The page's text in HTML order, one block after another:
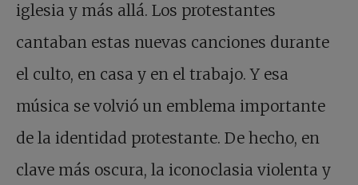
iglesia y más allá. Los protestantes
cantaban estas nuevas canciones durante
el culto, en casa y en el trabajo. Y esa
música se volvió un emblema importante
de la identidad protestante. De hecho, en
clave más oscura, la iconoclasia violenta y